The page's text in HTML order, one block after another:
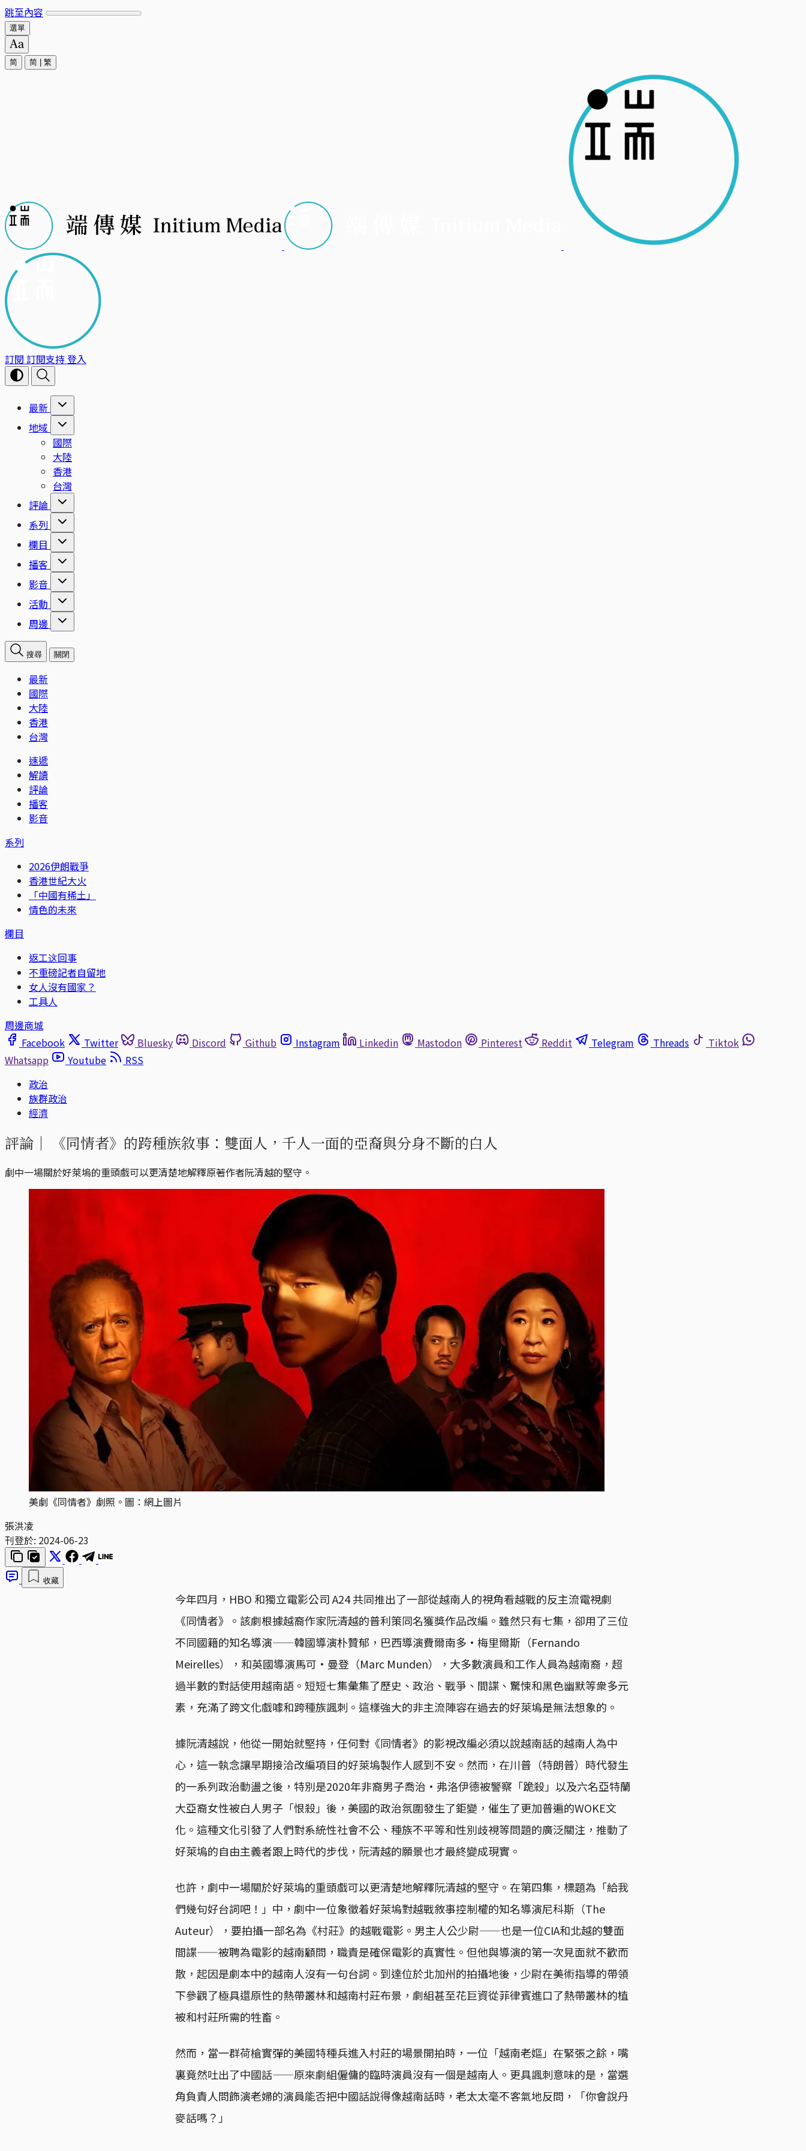
跳至內容
選單
简 简 繁
訂閱 訂閱支持登入
最新
地域
國際
大陸
香港
台灣
評論
系列
欄目
播客
影音
活動
周邊
搜尋 關閉
最新
國際
大陸
香港
台灣
速遞
解讀
評論
播客
影音
系列
2026伊朗戰爭
香港世紀大火
「中國有稀土」
情色的未來
欄目
返工这回事
不重磅記者自留地
女人沒有國家？
工具人
周邊商城
Facebook
Twitter Bluesky Discord Github Instagram Linkedin Mastodon Pinterest Reddit Telegram Threads
Tiktok
Whatsapp
Youtube
RSS
政治
族群政治
經濟
評論｜ 《同情者》的跨種族敘事：雙面人，千人一面的亞裔與分身不斷的白人
劇中一場關於好萊塢的重頭戲可以更清楚地解釋原著作者阮清越的堅守。
美劇《同情者》劇照。圖：網上圖片
張洪凌
刊登於: 2024-06-23
收藏
今年四月，HBO 和獨立電影公司 A24 共同推出了一部從越南人的視角看越戰的反主流電視劇
《同情者》。該劇根據越裔作家阮清越的普利策同名獲獎作品改編。雖然只有七集，卻用了三位
不同國籍的知名導演——韓國導演朴贊郁，巴西導演​​​​費爾南多·梅里爾斯（Fernando
Meirelles），和​​英國導演馬可·曼登（Marc Munden），大多數演員和工作人員為越南裔，超
過半數的對話使用越南語。短短七集彙集了歷史、政治、戰爭、間諜、驚悚和黑色幽默等衆多元
素，充滿了跨文化戲噱和跨種族諷刺。這樣強大的非主流陣容在過去的好萊塢是無法想象的。
據阮清越說，他從一開始就堅持，任何對《同情者》的影視改編必須以說越南話的越南人為中
心，這一執念讓早期接洽改編項目的好萊塢製作人感到不安。然而，在川普（特朗普）時代發生
的一系列政治動盪之後，特別是2020年非裔男子喬治·弗洛伊德被警察「跪殺」以及六名亞特蘭
大亞裔女性被白人男子「恨殺」後，美國的政治氛圍發生了鉅變，催生了更加普遍的WOKE文
化。這種文化引發了人們對系統性社會不公、種族不平等和性別歧視等問題的廣泛關注，推動了
好萊塢的自由主義者跟上時代的步伐，阮清越的願景也才最終變成現實。
也許，劇中一場關於好萊塢的重頭戲可以更清楚地解釋阮清越的堅守。在第四集，標題為「給我
們幾句好台詞吧！」中，劇中一位象徵着好萊塢對越戰敘事控制權的知名導演尼科斯（The
Auteur），要拍攝一部名為《村莊》的越戰電影。男主人公少尉——也是一位CIA和北越的雙面
間諜——被聘為電影的越南顧問，職責是確保電影的真實性。但他與導演的第一次見面就不歡而
散，起因是劇本中的越南人沒有一句台詞。到達位於北加州的拍攝地後，少尉在美術指導的帶領
下參觀了極具還原性的熱帶叢林和越南村莊布景，劇組甚至花巨資從菲律賓進口了熱帶叢林的植
被和村莊所需的牲畜。
然而，當一群荷槍實彈的美國特種兵進入村莊的場景開拍時，一位「越南老嫗」在緊張之餘，嘴
裏竟然吐出了中國話——原來劇組僱傭的臨時演員沒有一個是越南人。更具諷刺意味的是，當選
角負責人問飾演老婦的演員能否把中國話說得像越南話時，老太太毫不客氣地反問，「你會說丹
麥話嗎？」